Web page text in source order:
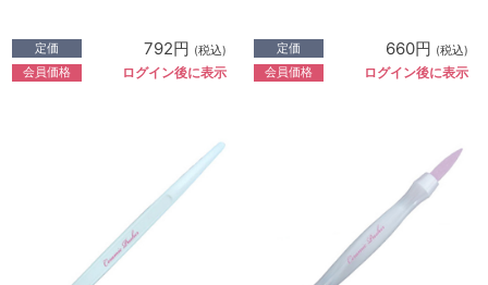
定価 792円 (税込)
会員価格 ログイン後に表示
定価 660円 (税込)
会員価格 ログイン後に表示